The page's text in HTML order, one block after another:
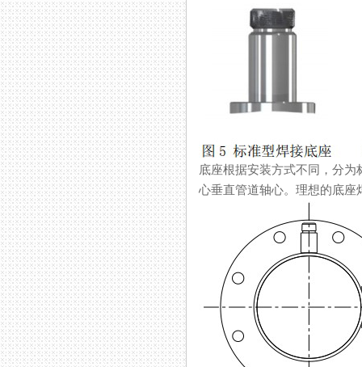
底座根据安装方式不同，分为
心垂直管道轴心。理想的底座